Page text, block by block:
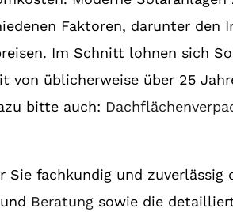
Faktoren, darunter den
Im Schnitt lohnen sich
von üblicherweise über 25
bitte auch:
Sie fachkundig und zuverlässig
und Beratung sowie die